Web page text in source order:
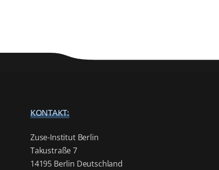
KONTAKT:
Zuse-Institut Berlin
Takustraße 7
14195 Berlin Deutschland